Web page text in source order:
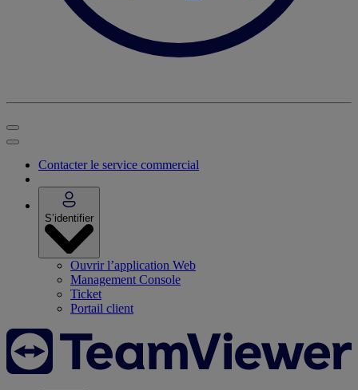
Contacter le service commercial
S’identifier
Ouvrir l’application Web
Management Console
Ticket
Portail client